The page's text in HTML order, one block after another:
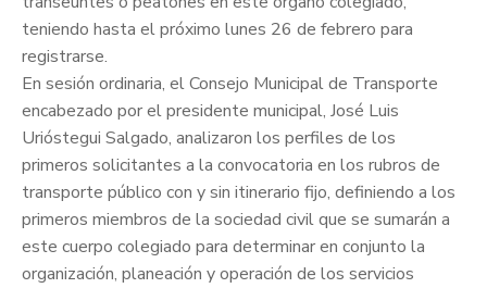
teniendo hasta el próximo lunes 26 de febrero para
registrarse.
En sesión ordinaria, el Consejo Municipal de Transporte
encabezado por el presidente municipal, José Luis
Urióstegui Salgado, analizaron los perfiles de los
primeros solicitantes a la convocatoria en los rubros de
transporte público con y sin itinerario fijo, definiendo a los
primeros miembros de la sociedad civil que se sumarán a
este cuerpo colegiado para determinar en conjunto la
organización, planeación y operación de los servicios